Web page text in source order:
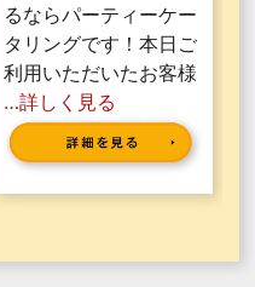
るならパーティーケー
タリングです！本日ご
利用いただいたお客様
…詳しく見る